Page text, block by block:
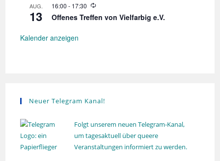
ge
r
AUG.
13
16:00 - 17:30
W
e
Offenes Treffen von Vielfarbig e.V.
Kalender anzeigen
Neuer Telegram Kanal!
Folgt unserem neuen Telegram-Kanal,
um tagesaktuell über queere
Veranstaltungen informiert zu werden.